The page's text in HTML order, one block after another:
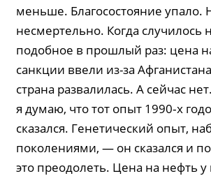
меньше. Благосостояние упало.
несмертельно. Когда случилось
подобное в прошлый раз: цена
санкции ввели из-за
страна развалилась. А сейчас
я думаю, что тот опыт 1990‑х
сказался. Генетический опыт,
поколениями, — он сказался и
это преодолеть. Цена на нефть у